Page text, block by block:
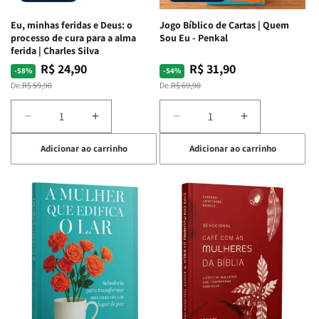
Espirituais
|
Estela
Espirituais
|
Eu, minhas feridas e Deus: o
processo de cura para a alma
ferida | Charles Silva
-58%
Preço
normal
De:R$ 59,90
Preço
promocional
R$ 24,90
Diminuir
a
quantidade
de
Eu,
minhas
feridas
e
Deus:
o
processo
de
cura
Aumentar
a
quantidade
de
Eu,
minhas
feridas
e
Deus:
o
processo
de
cura
Adicionar ao carrinho
Jogo Bíblico de Cartas | Quem
Sou Eu - Penkal
-54%
Preço
normal
De:R$ 69,90
Preço
promocional
R$ 31,90
Diminuir
a
quantidade
de
Jogo
Bíblico
de
Cartas
Quem
Sou
Eu
Aumentar
a
quantidade
de
Jogo
Bíblico
Cartas
|
Quem
Sou
Eu
-
Adicionar ao carrinho